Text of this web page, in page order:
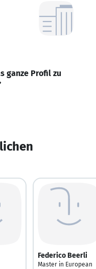
ganze Profil zu
Federico Beerli
Master in European